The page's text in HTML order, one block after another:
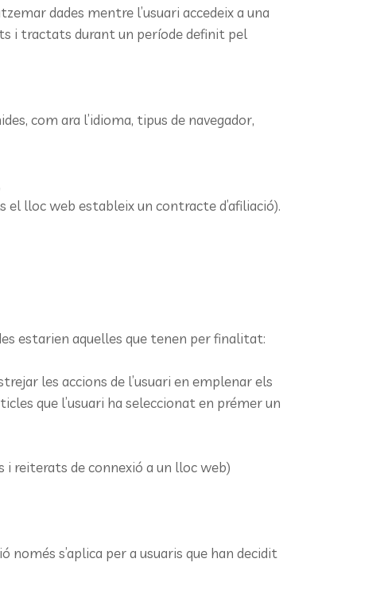
dades mentre l’usuari accedeix a una
i tractats durant un període definit pel
com ara l’idioma, tipus de navegador,
el lloc web estableix un contracte d’afiliació).
estarien aquelles que tenen per finalitat:
les accions de l’usuari en emplenar els
que l’usuari ha seleccionat en prémer un
i reiterats de connexió a un lloc web)
s’aplica per a usuaris que han decidit